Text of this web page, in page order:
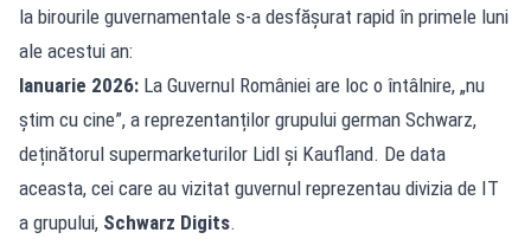
la birourile guvernamentale s-a desfășurat rapid în primele luni
ale acestui an:
Ianuarie 2026: La Guvernul României are loc o întâlnire, „nu
știm cu cine”, a reprezentanților grupului german Schwarz,
deținătorul supermarketurilor Lidl și Kaufland. De data
aceasta, cei care au vizitat guvernul reprezentau divizia de IT
a grupului, Schwarz Digits.